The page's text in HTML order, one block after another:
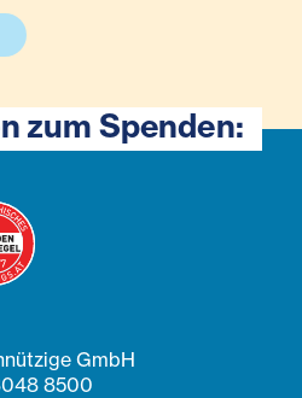
zum Spenden:
GmbH
8500